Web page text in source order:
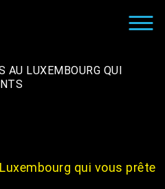
LOGO ENTREPRISE |
CRÉATEUR DE LOGO POUR LES
AU LUXEMBOURG QUI
qui vous prête